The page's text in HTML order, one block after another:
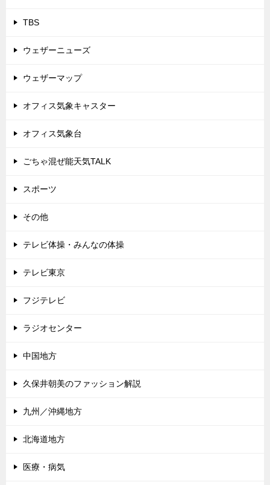
TBS
ウェザーニューズ
ウェザーマップ
オフィス気象キャスター
オフィス気象台
ごちゃ混ぜ能天気TALK
スポーツ
その他
テレビ体操・みんなの体操
テレビ東京
フジテレビ
ラジオセンター
中国地方
久保井朝美のファッション解説
九州／沖縄地方
北海道地方
医療・病気